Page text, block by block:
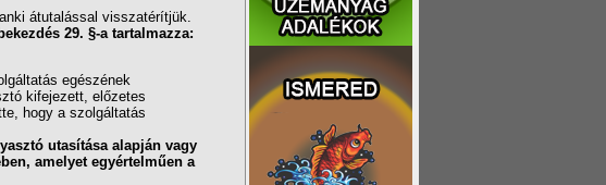
átutalással visszatérítjük.
29. §-a tartalmazza:
egészének
kifejezett, előzetes
hogy a szolgáltatás
utasítása alapján vagy
amelyet egyértelműen a